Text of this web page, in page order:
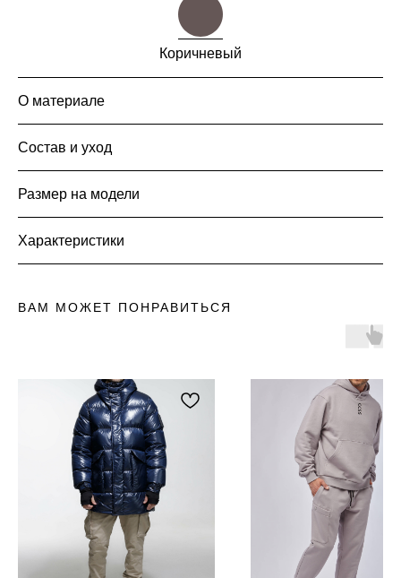
Коричневый
О материале
Состав и уход
Размер на модели
Характеристики
ВАМ МОЖЕТ ПОНРАВИТЬСЯ